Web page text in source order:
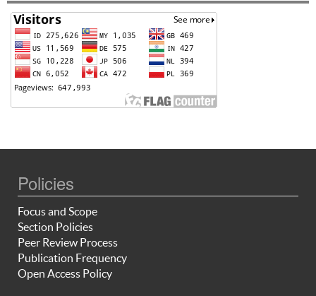
Policies
Focus and Scope
Section Policies
Peer Review Process
Publication Frequency
Open Access Policy